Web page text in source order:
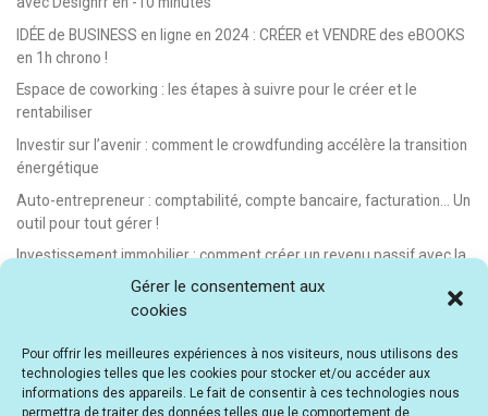
Gérer le consentement aux
cookies
Pour offrir les meilleures expériences à nos visiteurs, nous utilisons des
technologies telles que les cookies pour stocker et/ou accéder aux
informations des appareils. Le fait de consentir à ces technologies nous
permettra de traiter des données telles que le comportement de
IDÉE de BUSINESS en ligne en 2024 : CRÉER et VENDRE des eBOOKS
en 1h chrono !
Espace de coworking : les étapes à suivre pour le créer et le
rentabiliser
Investir sur l’avenir : comment le crowdfunding accélère la transition
énergétique
Auto-entrepreneur : comptabilité, compte bancaire, facturation… Un
outil pour tout gérer !
Investissement immobilier : comment créer un revenu passif avec la
location saisonnière
E-learning : les meilleurs LMS gratuits et payants pour créer et
Idée de business en ligne automatisé : vendre des formations en e-
learning